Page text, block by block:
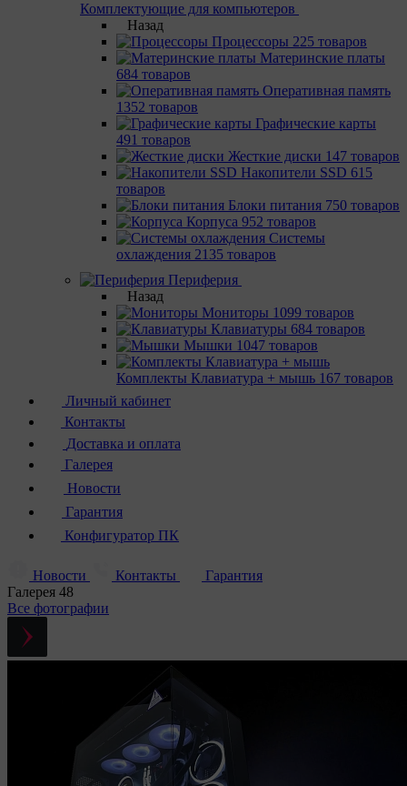
Комплектующие для компьютеров
Назад
Процессоры 225 товаров
Материнcкие платы
684 товаров
Оперативная память
1352 товаров
Графические карты
491 товаров
Жесткие диски 147 товаров
Накопители SSD 615
товаров
Блоки питания 750 товаров
Корпуса 952 товаров
Системы
охлаждения 2135 товаров
Периферия
Назад
Мониторы 1099 товаров
Клавиатуры 684 товаров
Мышки 1047 товаров
Комплекты Клавиатура + мышь 167 товаров
Личный кабинет
Контакты
Доставка и оплата
Галерея
Новости
Гарантия
Конфигуратор ПК
Новости Контакты
Гарантия
Галерея 48
Все фотографии